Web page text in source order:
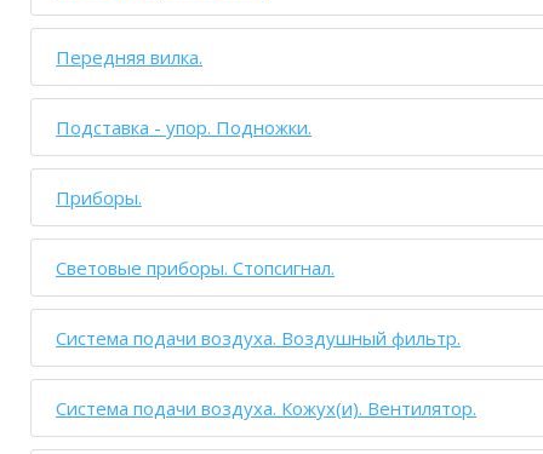
Передняя вилка.
Подставка - упор. Подножки.
Приборы.
Световые приборы. Стопсигнал.
Система подачи воздуха. Воздушный фильтр.
Система подачи воздуха. Кожух(и). Вентилятор.